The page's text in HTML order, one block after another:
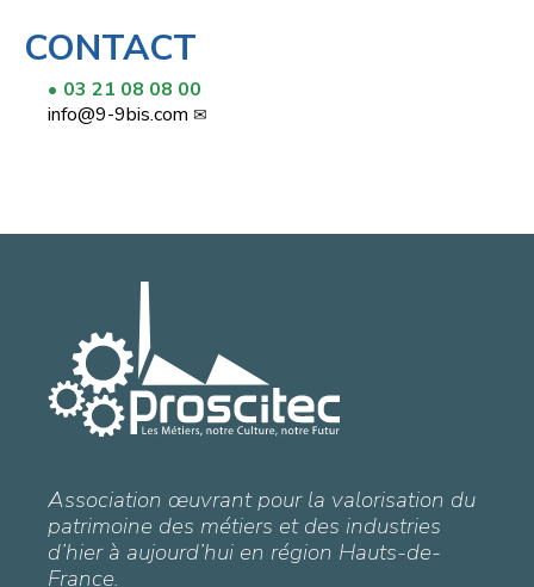
CONTACT
03 21 08 08 00
info@9-9bis.com
Association œuvrant pour la valorisation du
patrimoine des métiers et des industries
d’hier à aujourd’hui en région Hauts-de-
France.